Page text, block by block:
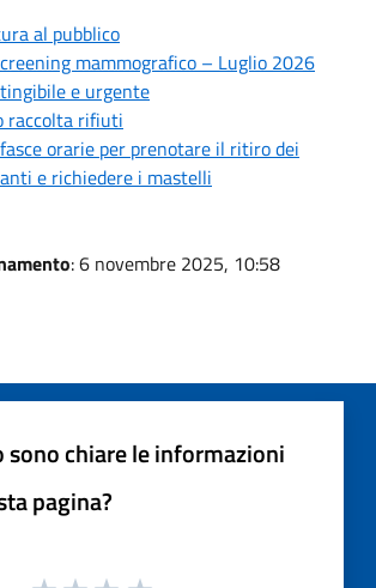
al pubblico
mammografico – Luglio 2026
e urgente
raccolta rifiuti
orarie per prenotare il ritiro dei
e richiedere i mastelli
: 6 novembre 2025, 10:58
sono chiare le informazioni
pagina?